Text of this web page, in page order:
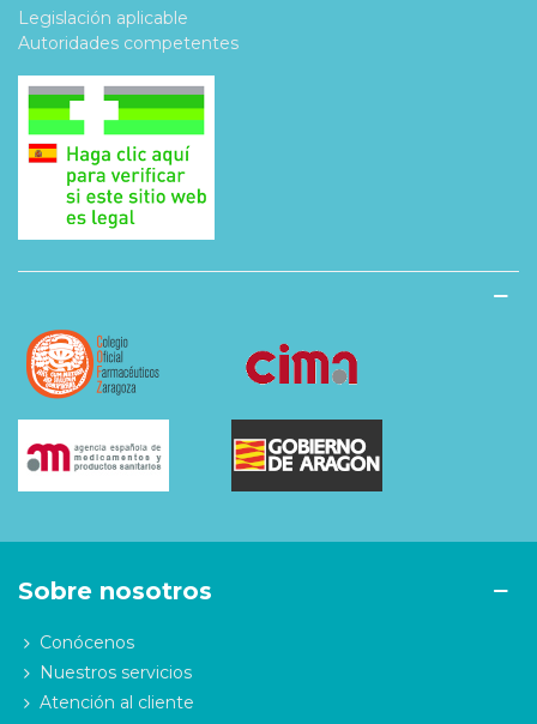
Legislación aplicable
Autoridades competentes
Sobre nosotros
Conócenos
Nuestros servicios
Atención al cliente